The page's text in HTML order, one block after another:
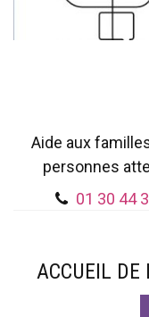
Aide aux
personnes
01 30 44
ACCUEIL DE